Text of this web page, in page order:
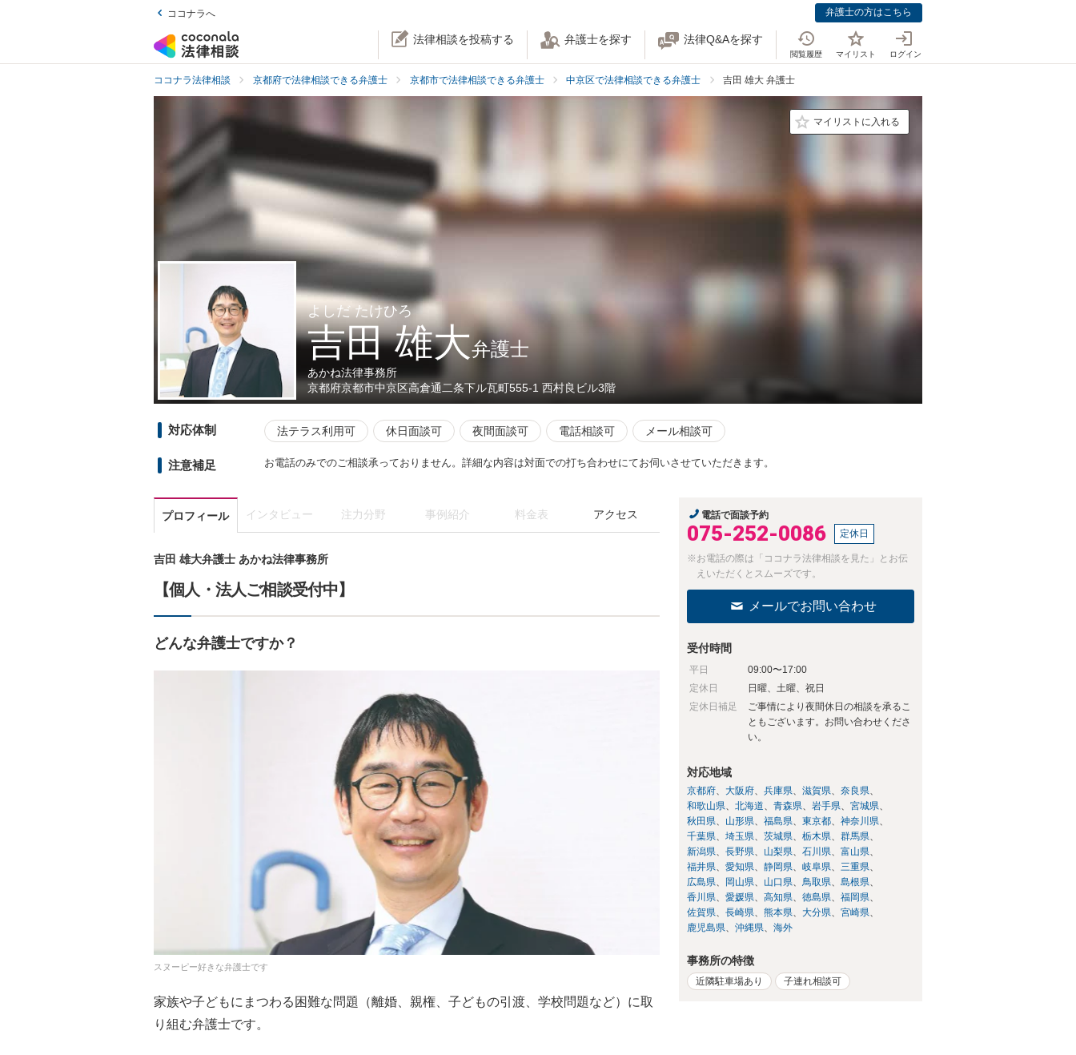
ココナラへ 弁護士の方はこちら
法律相談を投稿する 弁護士を探す 法律Q&Aを探す
閲覧履歴 マイリスト ログイン
ココナラ法律相談 京都府で法律相談できる弁護士 京都市で法律相談できる弁護士 中京区で法律相談できる弁護士 吉田 雄大 弁護士
マイリストに入れる
よしだ たけひろ
吉田 雄大弁護士
あかね法律事務所
京都府京都市中京区高倉通二条下ル瓦町555-1 西村良ビル3階
対応体制 法テラス利用可 休日面談可 夜間面談可 電話相談可 メール相談可
注意補足 お電話のみでのご相談承っておりません。詳細な内容は対面での打ち合わせにてお伺いさせていただきます。
プロフィール インタビュー 注力分野 事例紹介 料金表 アクセス
吉田 雄大弁護士 あかね法律事務所
【個人・法人ご相談受付中】
どんな弁護士ですか？
スヌーピー好きな弁護士です
家族や子どもにまつわる困難な問題（離婚、親権、子どもの引渡、学校問題など）に取
り組む弁護士です。
電話で面談予約
075-252-0086 定休日
※お電話の際は「ココナラ法律相談を見た」とお伝
えいただくとスムーズです。
メールでお問い合わせ
受付時間
平日
09:00〜17:00
定休日
日曜、土曜、祝日
定休日補足
ご事情により夜間休日の相談を承るこ
ともございます。お問い合わせくださ
い。
対応地域
京都府 大阪府 兵庫県 滋賀県
奈良県
和歌山県
北海道 青森県 岩手県
宮城県
秋田県
山形県 福島県 東京都
神奈川県
千葉県
埼玉県 茨城県 栃木県
群馬県
新潟県
長野県 山梨県 石川県
富山県
福井県
愛知県 静岡県 岐阜県
三重県
広島県
岡山県 山口県 鳥取県
島根県
香川県
愛媛県 高知県 徳島県
福岡県
佐賀県
長崎県 熊本県 大分県
宮崎県
鹿児島県
沖縄県 海外
事務所の特徴
近隣駐車場あり 子連れ相談可